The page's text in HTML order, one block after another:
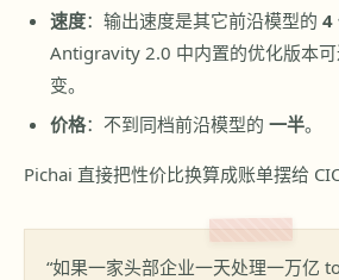
速度：输出速度是其它前沿模型的 4
Antigravity 2.0 中内置的优化版本
变。
价格：不到同档前沿模型的 一半。
Pichai 直接把性价比换算成账单摆给
“如果一家头部企业一天处理一万亿